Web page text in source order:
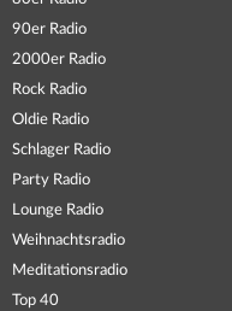
90er Radio
2000er Radio
Rock Radio
Oldie Radio
Schlager Radio
Party Radio
Lounge Radio
Weihnachtsradio
Meditationsradio
Top 40